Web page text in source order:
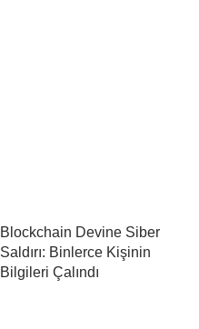
Blockchain Devine Siber
Saldırı: Binlerce Kişinin
Bilgileri Çalındı